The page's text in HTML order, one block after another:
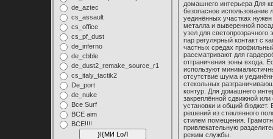
de_aztec
cs_assault
cs_office
cs_pf_dust
de_inferno
de_cbble
de_dust2_remake_source_r1
cs_italy_tactik2
De_port
de_nuke
Все Surf
ВСЕ aim
ВСЕ!!!!
домашнего интерьера Для
безопасное использование
уединённых участках
металла и выверенной
узел для
пар регулярный контакт с
частных средах
рассматривают для
отграничения зоны входа.
используют
отсутствие шума и
стекольных
контур. Для домашнего
закреплённой сдвижной
установки и общий бюджет.
решений из стеклянного
стилем помещения.
привлекательную
режим службы.